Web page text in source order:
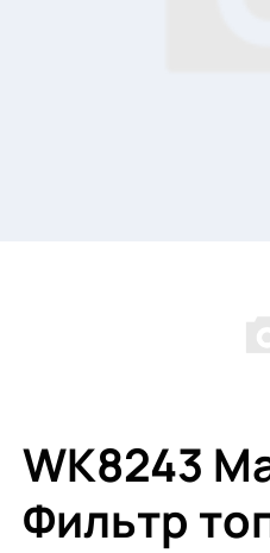
WK8243
Фильтр